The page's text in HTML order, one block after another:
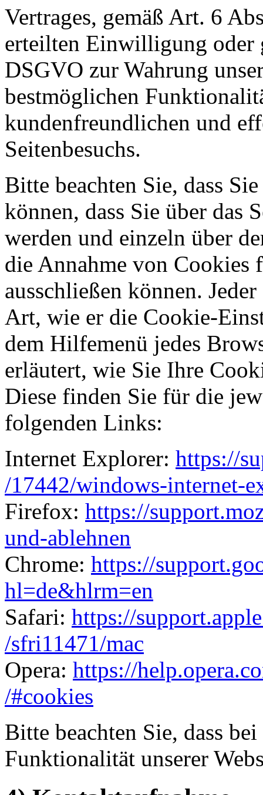
Vertrages, gemäß Art. 6
erteilten Einwilligung oder
DSGVO zur Wahrung
bestmöglichen
kundenfreundlichen und
Seitenbesuchs.
Bitte beachten Sie, dass
können, dass Sie über das
werden und einzeln über
die Annahme von Cookies
ausschließen können.
Art, wie er die Cookie-
dem Hilfemenü jedes
erläutert, wie Sie Ihre
Diese finden Sie für die
folgenden Links:
Internet Explorer: https://
/17442/windows-internet-
Firefox: https://
und-ablehnen
Chrome: https://
hl=de&hlrm=en
Safari: https://
/sfri11471/mac
Opera: https://
/#cookies
Bitte beachten Sie, dass
Funktionalität unserer